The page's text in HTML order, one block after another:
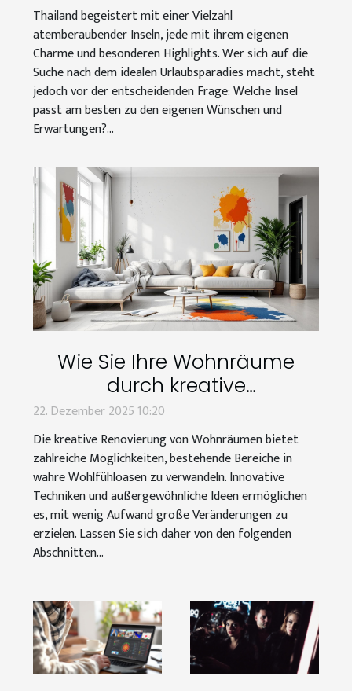
Thailand begeistert mit einer Vielzahl
atemberaubender Inseln, jede mit ihrem eigenen
Charme und besonderen Highlights. Wer sich auf die
Suche nach dem idealen Urlaubsparadies macht, steht
jedoch vor der entscheidenden Frage: Welche Insel
passt am besten zu den eigenen Wünschen und
Erwartungen?...
Wie Sie Ihre Wohnräume
durch kreative
Renovierungstechniken
transformieren können
22. Dezember 2025 10:20
Die kreative Renovierung von Wohnräumen bietet
zahlreiche Möglichkeiten, bestehende Bereiche in
wahre Wohlfühloasen zu verwandeln. Innovative
Techniken und außergewöhnliche Ideen ermöglichen
es, mit wenig Aufwand große Veränderungen zu
erzielen. Lassen Sie sich daher von den folgenden
Abschnitten...